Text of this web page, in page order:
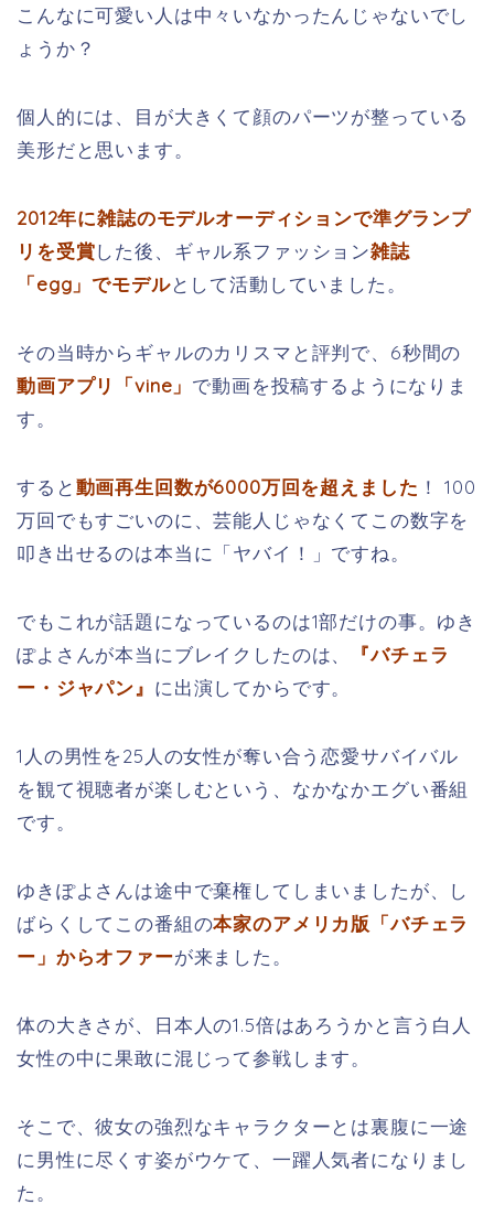
こんなに可愛い人は中々いなかったんじゃないでし
ょうか？
個人的には、目が大きくて顔のパーツが整っている
美形だと思います。
2012年に雑誌のモデルオーディションで準グランプ
リを受賞した後、ギャル系ファッション雑誌
「egg」でモデルとして活動していました。
その当時からギャルのカリスマと評判で、6秒間の
動画アプリ「vine」 で動画を投稿するようになりま
す。
すると動画再生回数が6000万回を超えました ！ 100
万回でもすごいのに、芸能人じゃなくてこの数字を
叩き出せるのは本当に「ヤバイ！」ですね。
でもこれが話題になっているのは1部だけの事。ゆき
ぽよさんが本当にブレイクしたのは、
『バチェラ
ー・ジャパン』 に出演してからです。
1人の男性を25人の女性が奪い合う恋愛サバイバル
を観て視聴者が楽しむという、なかなかエグい番組
です。
ゆきぽよさんは途中で棄権してしまいましたが、し
ばらくしてこの番組の本家のアメリカ版「バチェラ
ー」からオファーが来ました。
体の大きさが、日本人の1.5倍はあろうかと言う白人
女性の中に果敢に混じって参戦します。
そこで、彼女の強烈なキャラクターとは裏腹に一途
に男性に尽くす姿がウケて、一躍人気者になりまし
た。